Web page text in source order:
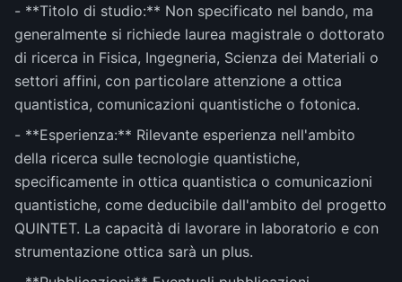
- **Titolo di studio:** Non specificato nel bando, ma
generalmente si richiede laurea magistrale o dottorato
di ricerca in Fisica, Ingegneria, Scienza dei Materiali o
settori affini, con particolare attenzione a ottica
quantistica, comunicazioni quantistiche o fotonica.
- **Esperienza:** Rilevante esperienza nell'ambito
della ricerca sulle tecnologie quantistiche,
specificamente in ottica quantistica o comunicazioni
quantistiche, come deducibile dall'ambito del progetto
QUINTET. La capacità di lavorare in laboratorio e con
strumentazione ottica sarà un plus.